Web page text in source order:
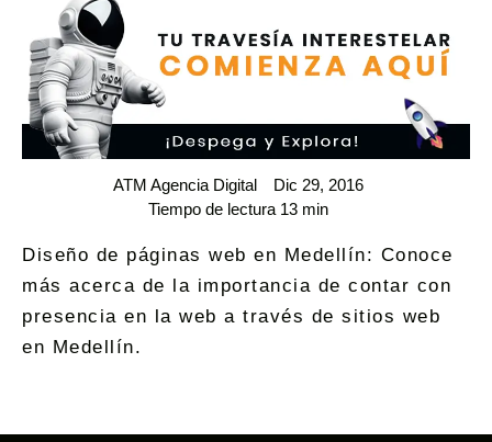
ATM Agencia Digital
Dic 29, 2016
Tiempo de lectura 13 min
Diseño de páginas web en Medellín: Conoce
más acerca de la importancia de contar con
presencia en la web a través de sitios web
en Medellín.